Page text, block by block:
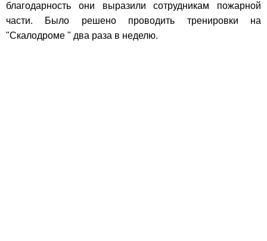
благодарность они выразили сотрудникам пожарной
части. Было решено проводить тренировки на
"Скалодроме " два раза в неделю.